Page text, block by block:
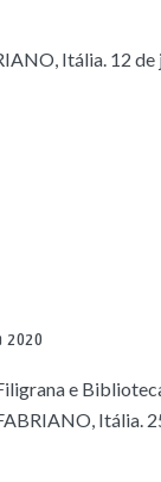
Itália. 12 de
2020
e
Itália.